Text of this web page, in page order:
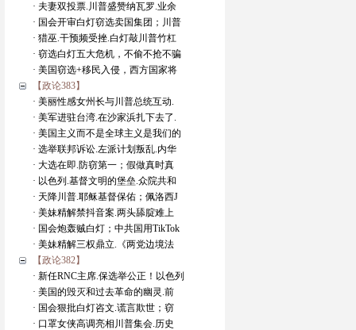
· 夫妻双投票.川普盛赞纳瓦罗.业余
· 国会开审白灯窃选卖国集团；川普
· 猎巫.干预频受挫.白灯敲川普竹杠
· 窃选白灯五大危机，不偷不抢不骗
· 美国窃选+移民入侵，西方国家将
【政论383】
· 美丽性感女州长与川普总统互动.
· 美军进驻台湾.在沙家浜扎下去了.
· 美国主义而不是全球主义是我们的
· 选举联邦诉讼.左派计划叛乱.内华
· 大选在即.防窃第一；假做真时真
· 以色列.基督文明的堡垒.众院共和
· 天降川普.耶稣基督保佑；佩洛西J
· 美妹精解禁抖音案.两头舔腚难上
· 国会炮轰贼白灯；中共国用TikTok
· 美妹精解三权鼎立.《两党边境法
【政论382】
· 新任RNC主席.保选举公正！以色列
· 美国的毁灭和过去革命的幽灵.前
· 国会狠批白灯咨文.谎言欺世；窃
· 口罩女侠高调亮相川普集会.历史